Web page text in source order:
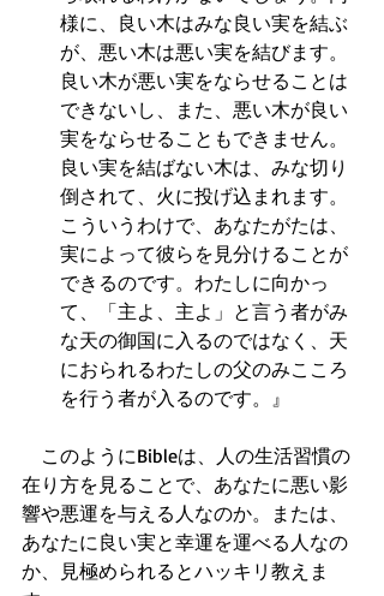
様に、良い木はみな良い実を結ぶ
が、悪い木は悪い実を結びます。
良い木が悪い実をならせることは
できないし、また、悪い木が良い
実をならせることもできません。
良い実を結ばない木は、みな切り
倒されて、火に投げ込まれます。
こういうわけで、あなたがたは、
実によって彼らを見分けることが
できるのです。わたしに向かっ
て、「主よ、主よ」と言う者がみ
な天の御国に入るのではなく、天
におられるわたしの父のみこころ
を行う者が入るのです。』
このようにBibleは、人の生活習慣の
在り方を見ることで、あなたに悪い影
響や悪運を与える人なのか。または、
あなたに良い実と幸運を運べる人なの
か、見極められるとハッキリ教えま